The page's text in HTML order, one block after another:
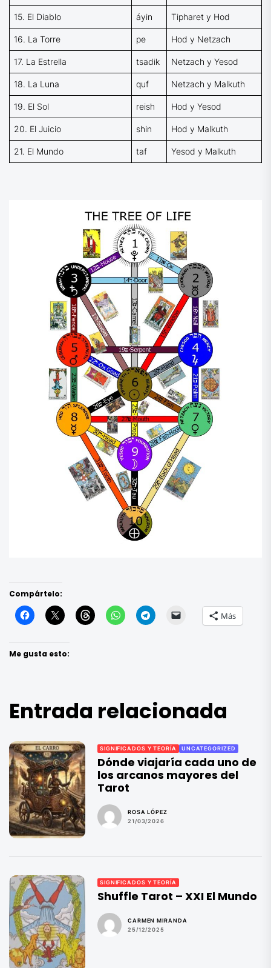
15. El Diablo áyin Tipharet y Hod
16. La Torre pe Hod y Netzach
17. La Estrella tsadik Netzach y Yesod
18. La Luna quf Netzach y Malkuth
19. El Sol reish Hod y Yesod
20. El Juicio shin Hod y Malkuth
21. El Mundo taf Yesod y Malkuth
Compártelo:
Más
Me gusta esto:
Entrada relacionada
SIGNIFICADOS Y TEORÍA UNCATEGORIZED
Dónde viajaría cada uno de
los arcanos mayores del
Tarot
ROSA LÓPEZ
21/03/2026
SIGNIFICADOS Y TEORÍA
Shuffle Tarot – XXI El Mundo
CARMEN MIRANDA
25/12/2025